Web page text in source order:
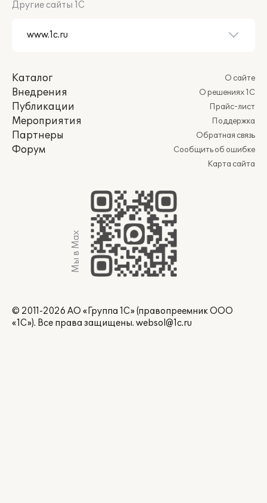
Другие сайты 1С
Каталог
Внедрения
Публикации
Мероприятия
Партнеры
Форум
О сайте
О решениях 1С
Прайс-лист
Поддержка
Обратная связь
Сообщить об ошибке
Карта сайта
Мы в Max
© 2011-2026 АО «Группа 1С» (правопреемник ООО
«1С»). Все права защищены. websol@1c.ru